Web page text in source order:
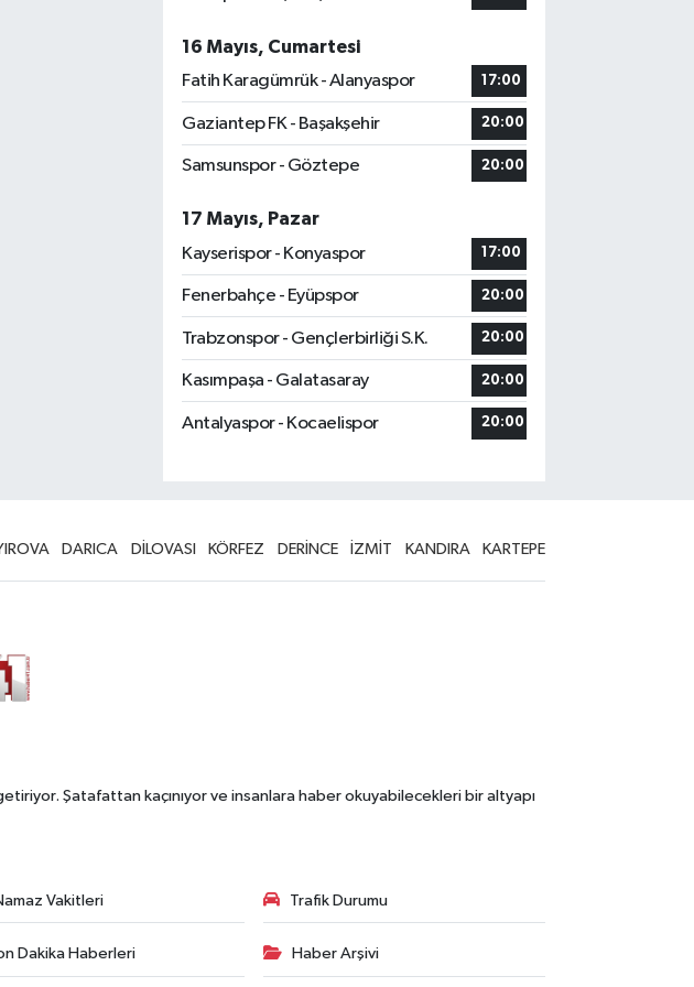
16 Mayıs, Cumartesi
Fatih Karagümrük - Alanyaspor
17:00
Gaziantep FK - Başakşehir 20:00
Samsunspor - Göztepe 20:00
17 Mayıs, Pazar
Kayserispor - Konyaspor
17:00
Fenerbahçe - Eyüpspor 20:00
Trabzonspor - Gençlerbirliği S.K. 20:00
Kasımpaşa - Galatasaray 20:00
Antalyaspor - Kocaelispor 20:00
DARICA DİLOVASI KÖRFEZ DERİNCE İZMİT KANDIRA KARTEPE
Şatafattan kaçınıyor ve insanlara haber okuyabilecekleri bir altyapı
Vakitleri Trafik Durumu
Dakika Haberleri Haber Arşivi